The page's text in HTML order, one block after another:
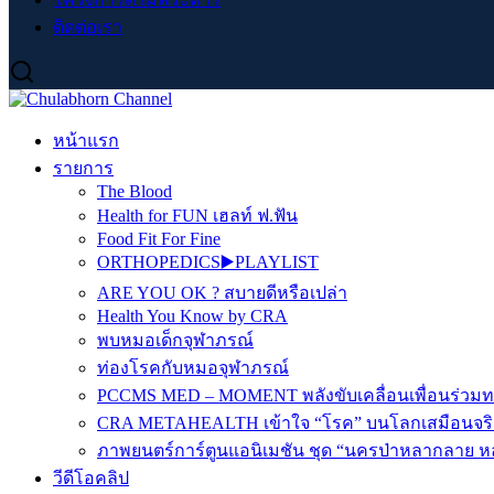
ติดต่อเรา
หน้าแรก
รายการ
The Blood
Health for FUN เฮลท์ ฟ.ฟัน
Food Fit For Fine
ORTHOPEDICS▶️PLAYLIST
ARE YOU OK ? สบายดีหรือเปล่า
Health You Know by CRA
พบหมอเด็กจุฬาภรณ์
ท่องโรคกับหมอจุฬาภรณ์
PCCMS MED – MOMENT พลังขับเคลื่อนเพื่อนร่วม
CRA METAHEALTH เข้าใจ “โรค” บนโลกเสมือนจริ
ภาพยนตร์การ์ตูนแอนิเมชัน ชุด “นครป่าหลากลาย ห
วีดีโอคลิป